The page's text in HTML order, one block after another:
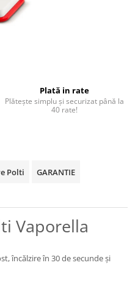
Plată in rate
Plătește simplu și securizat până la
40 rate!
Polti GARANTIE
Vaporella
încălzire în 30 de secunde și